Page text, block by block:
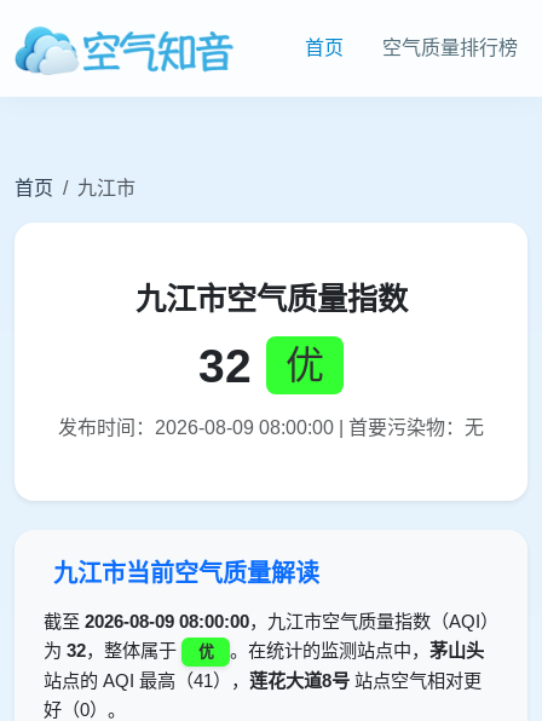
首页 空气质量排行榜
首页 九江市
九江市空气质量指数
32 优
发布时间：2026-08-09 08:00:00 | 首要污染物：无
九江市当前空气质量解读
截至 2026-08-09 08:00:00，九江市空气质量指数（AQI）
为 32，整体属于 优 。在统计的监测站点中， 茅山头
站点的 AQI 最高（41）， 莲花大道8号 站点空气相对更
好（0）。